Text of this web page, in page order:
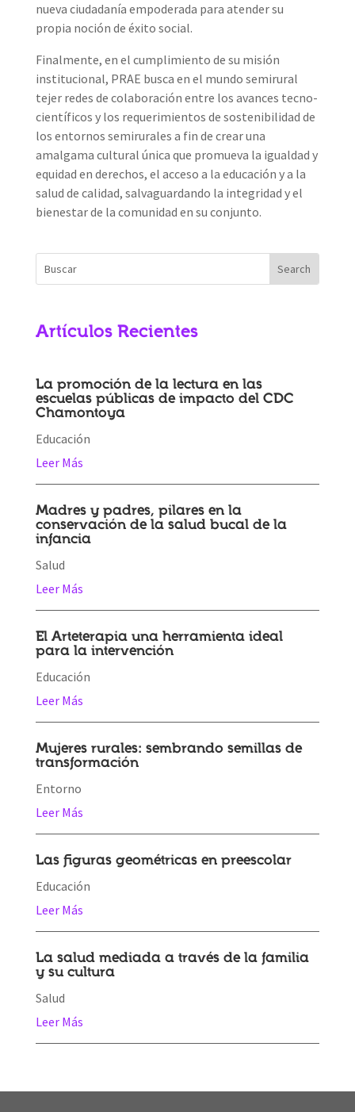
nueva ciudadanía empoderada para atender su
propia noción de éxito social.
Finalmente, en el cumplimiento de su misión
institucional, PRAE busca en el mundo semirural
tejer redes de colaboración entre los avances tecno-
científicos y los requerimientos de sostenibilidad de
los entornos semirurales a fin de crear una
amalgama cultural única que promueva la igualdad y
equidad en derechos, el acceso a la educación y a la
salud de calidad, salvaguardando la integridad y el
bienestar de la comunidad en su conjunto.
Artículos Recientes
La promoción de la lectura en las
escuelas públicas de impacto del CDC
Chamontoya
Educación
Leer Más
Madres y padres, pilares en la
conservación de la salud bucal de la
infancia
Salud
Leer Más
El Arteterapia una herramienta ideal
para la intervención
Educación
Leer Más
Mujeres rurales: sembrando semillas de
transformación
Entorno
Leer Más
Las figuras geométricas en preescolar
Educación
Leer Más
La salud mediada a través de la familia
y su cultura
Salud
Leer Más